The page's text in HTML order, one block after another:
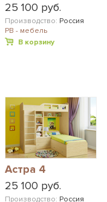
фасадами
25 100 руб.
Производство: Россия
РВ - мебель
В корзину
Астра 4
25 100 руб.
Производство: Россия